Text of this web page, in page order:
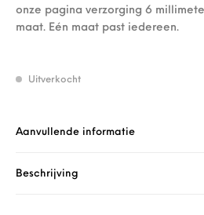
onze pagina verzorging 6
maat. Eén maat past iedereen.
Uitverkocht
Aanvullende informatie
Beschrijving